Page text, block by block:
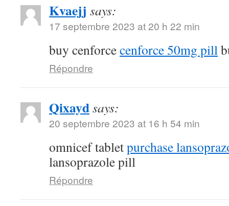
Kvaejj says:
17 septembre 2023 at 20 h 22 min
buy cenforcecenforce 50mg pill
Répondre
Qixaydsays:
20 septembre 2023 at 16 h 54 min
omnicef tabletpurchase
lansoprazole pill
Répondre